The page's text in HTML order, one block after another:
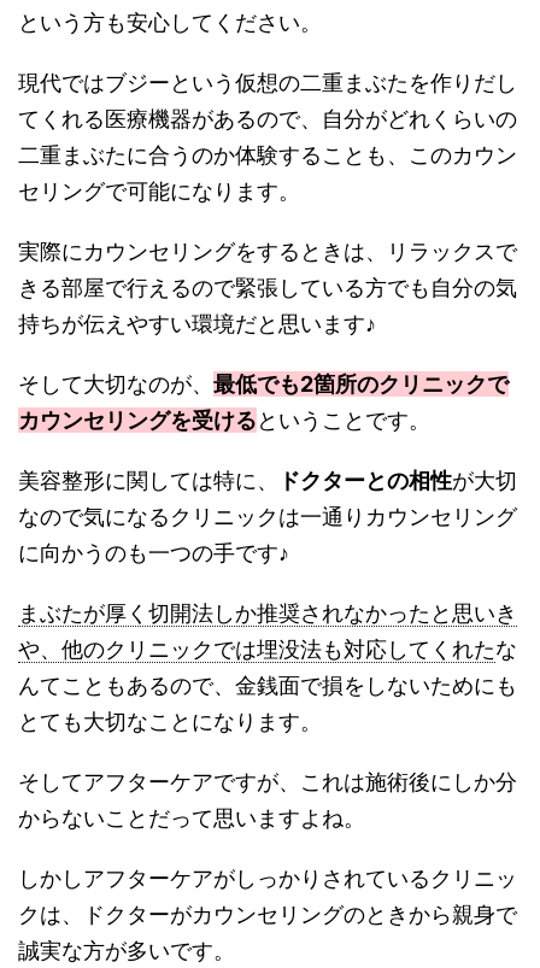
という方も安心してください。
現代ではブジーという仮想の二重まぶたを作りだし
てくれる医療機器があるので、自分がどれくらいの
二重まぶたに合うのか体験することも、このカウン
セリングで可能になります。
実際にカウンセリングをするときは、リラックスで
きる部屋で行えるので緊張している方でも自分の気
持ちが伝えやすい環境だと思います♪
そして大切なのが、 最低でも2箇所のクリニックで
カウンセリングを受けるということです。
美容整形に関しては特に、 ドクターとの相性が大切
なので気になるクリニックは一通りカウンセリング
に向かうのも一つの手です♪
まぶたが厚く切開法しか推奨されなかったと思いき
や、他のクリニックでは埋没法も対応してくれたな
んてこともあるので、金銭面で損をしないためにも
とても大切なことになります。
そしてアフターケアですが、これは施術後にしか分
からないことだって思いますよね。
しかしアフターケアがしっかりされているクリニッ
クは、ドクターがカウンセリングのときから親身で
誠実な方が多いです。